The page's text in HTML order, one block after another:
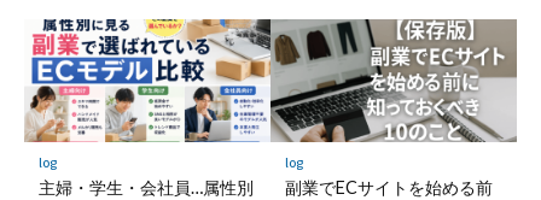
log
主婦・学生・会社員…属性別
log
副業でECサイトを始める前